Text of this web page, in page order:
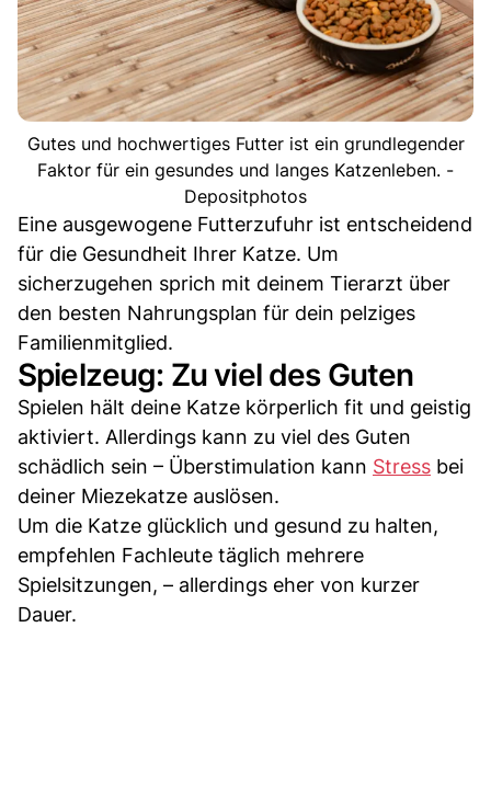
Gutes und hochwertiges Futter ist ein grundlegender
Faktor für ein gesundes und langes Katzenleben. -
Depositphotos
Eine ausgewogene Futterzufuhr ist entscheidend
für die Gesundheit Ihrer Katze. Um
sicherzugehen sprich mit deinem Tierarzt über
den besten Nahrungsplan für dein pelziges
Familienmitglied.
Spielzeug: Zu viel des Guten
Spielen hält deine Katze körperlich fit und geistig
aktiviert. Allerdings kann zu viel des Guten
schädlich sein – Überstimulation kann Stress bei
deiner Miezekatze auslösen.
Um die Katze glücklich und gesund zu halten,
empfehlen Fachleute täglich mehrere
Spielsitzungen, – allerdings eher von kurzer
Dauer.